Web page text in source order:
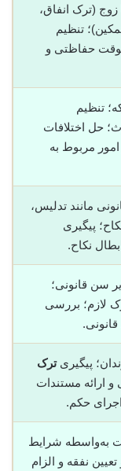
زوج (ترک انفاق،
تنظیم
حفاظتی و
تنظیم
حل اختلافات
مربوط به
مانند تدلیس،
پیگیری
نکاح.
سن قانونی؛
لازم؛ بررسی
پیگیریترک
و ارائه مستندات
حکم.
به‌واسطه شرایط
نفقه و الزام